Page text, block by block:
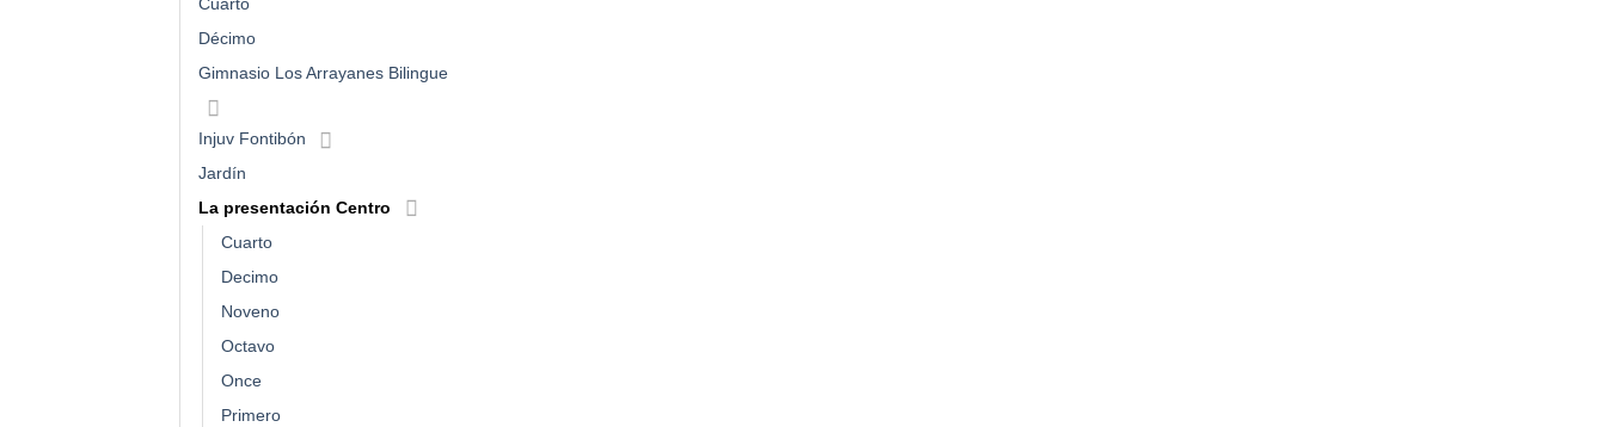
Cuarto
Décimo
Gimnasio Los Arrayanes Bilingue
Injuv Fontibón
Jardín
La presentación Centro
Cuarto
Decimo
Noveno
Octavo
Once
Primero